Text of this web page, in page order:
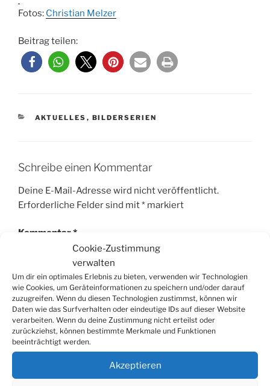
Cookie-Zustimmung
verwalten
Um dir ein optimales Erlebnis zu bieten, verwenden wir Technologien
wie Cookies, um Geräteinformationen zu speichern und/oder darauf
zuzugreifen. Wenn du diesen Technologien zustimmst, können wir
Daten wie das Surfverhalten oder eindeutige IDs auf dieser Website
verarbeiten. Wenn du deine Zustimmung nicht erteilst oder
zurückziehst, können bestimmte Merkmale und Funktionen
beeinträchtigt werden.
Akzeptieren
Fotos: Christian Melzer
Beitrag teilen:
KATEGORIEN
AKTUELLES , BILDERSERIEN
Schreibe einen Kommentar
Deine E-Mail-Adresse wird nicht veröffentlicht.
Erforderliche Felder sind mit* markiert
Kommentar*